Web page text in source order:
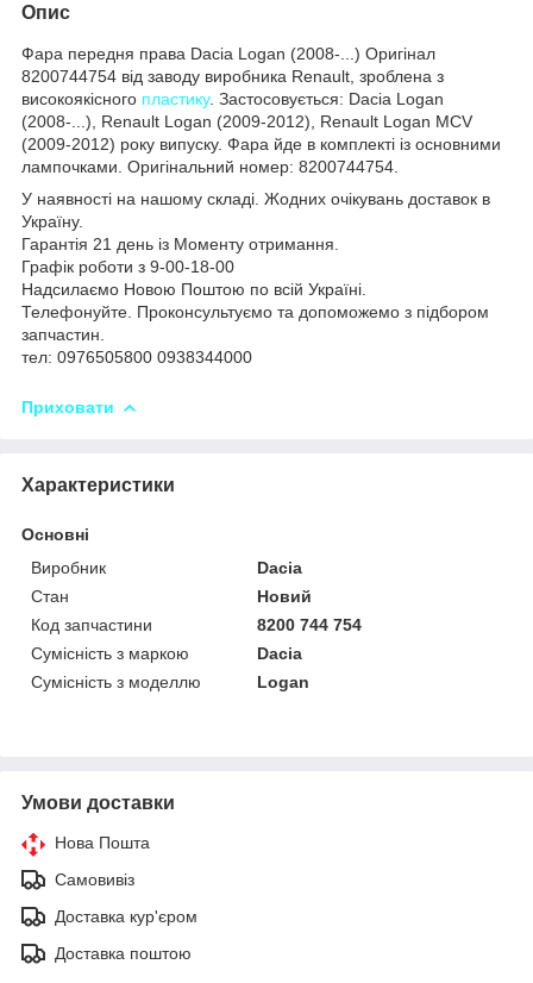
Опис
Фара передня права Dacia Logan (2008-...) Оригінал
8200744754 від заводу виробника Renault, зроблена з
високоякісного пластику. Застосовується: Dacia Logan
(2008-...), Renault Logan (2009-2012), Renault Logan MCV
(2009-2012) року випуску. Фара йде в комплекті із основними
лампочками. Оригінальний номер: 8200744754.
У наявності на нашому складі. Жодних очікувань доставок в
Україну.
Гарантія 21 день із Моменту отримання.
Графік роботи з 9-00-18-00
Надсилаємо Новою Поштою по всій Україні.
Телефонуйте. Проконсультуємо та допоможемо з підбором
запчастин.
тел: 0976505800 0938344000
Приховати
Характеристики
Основні
Виробник
Dacia
Стан
Новий
Код запчастини
8200 744 754
Сумісність з маркою
Dacia
Сумісність з моделлю
Logan
Умови доставки
Нова Пошта
Самовивіз
Доставка кур'єром
Доставка поштою